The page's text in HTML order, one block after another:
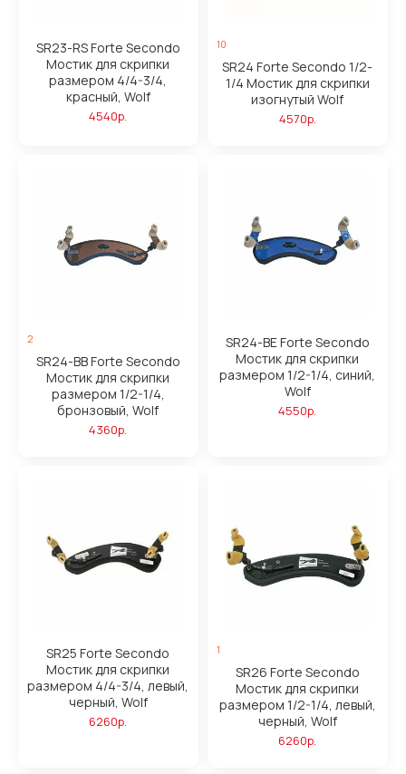
SR23-RS Forte Secondo
Мостик для скрипки
размером 4/4-3/4,
красный, Wolf
4540р.
10
SR24 Forte Secondo 1/2-
1/4 Мостик для скрипки
изогнутый Wolf
4570р.
2
SR24-BB Forte Secondo
Мостик для скрипки
размером 1/2-1/4,
бронзовый, Wolf
4360р.
SR24-BE Forte Secondo
Мостик для скрипки
размером 1/2-1/4, синий,
Wolf
4550р.
SR25 Forte Secondo
Мостик для скрипки
размером 4/4-3/4, левый,
черный, Wolf
6260р.
1
SR26 Forte Secondo
Мостик для скрипки
размером 1/2-1/4, левый,
черный, Wolf
6260р.